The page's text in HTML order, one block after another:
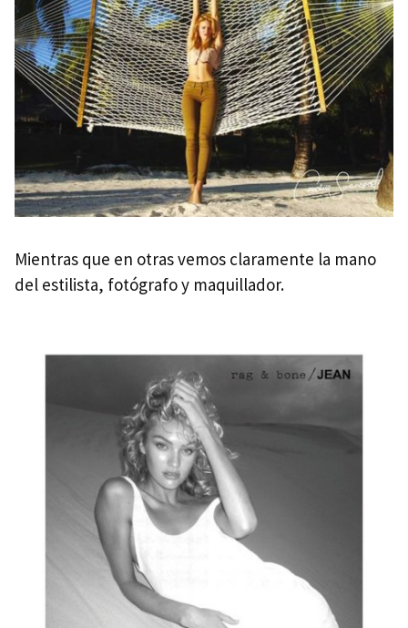
Mientras que en otras vemos claramente la mano
del estilista, fotógrafo y maquillador.